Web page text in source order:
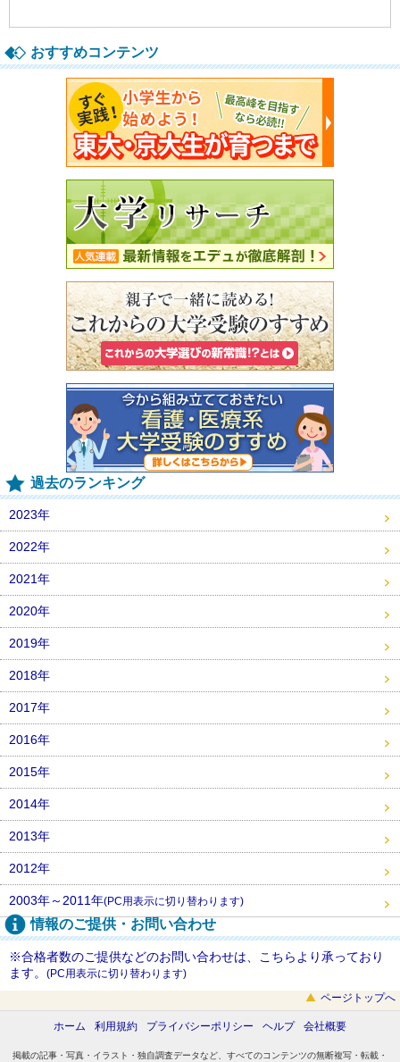
おすすめコンテンツ
過去のランキング
2023年
2022年
2021年
2020年
2019年
2018年
2017年
2016年
2015年
2014年
2013年
2012年
2003年～2011年(PC用表示に切り替わります)
情報のご提供・お問い合わせ
※合格者数のご提供などのお問い合わせは、こちらより承っており
ます。 (PC用表示に切り替わります)
ページトップへ
ホーム 利用規約 プライバシーポリシー ヘルプ 会社概要
掲載の記事・写真・イラスト・独自調査データなど、すべてのコンテンツの無断複写・転載・